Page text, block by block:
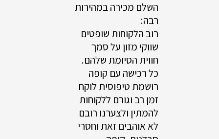
השלם מכירה במהירות
רבה:
רוב הלקוחות שופטים
שווקי מזון על סמך
חווית הסיומת שלהם.
כל רכישה עם קופה
רושמת טיפוסית לוקח
זמן רב וגורם ללקוחות
להמתין ולצערנו רובם
לא אוהבים זאת וחסרי